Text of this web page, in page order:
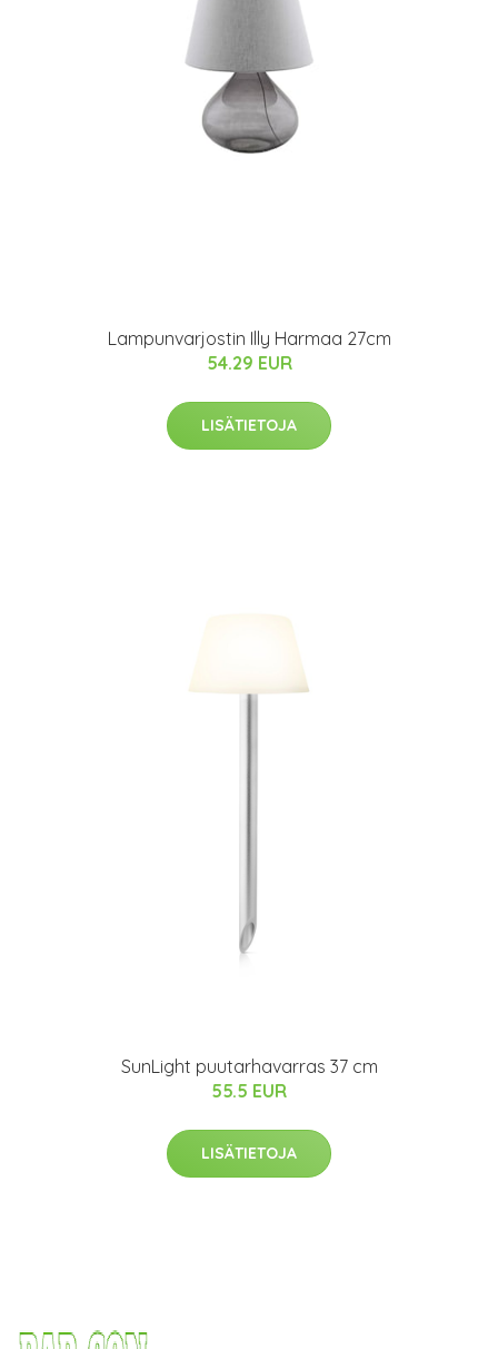
Lampunvarjostin Illy Harmaa 27cm
54.29 EUR
LISÄTIETOJA
SunLight puutarhavarras 37 cm
55.5 EUR
LISÄTIETOJA